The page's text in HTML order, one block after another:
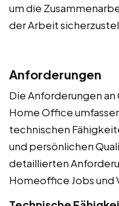
um die
der Arbeit
Anforderungen
Die Anforderungen
Home Office
technischen
und persönlichen
detaillierten
Homeoffice Jobs und